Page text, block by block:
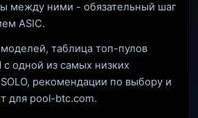
между ними - обязательный шаг
ASIC.
таблица топ-пулов
с одной из самых низких
рекомендации по выбору и
для pool-btc.com.